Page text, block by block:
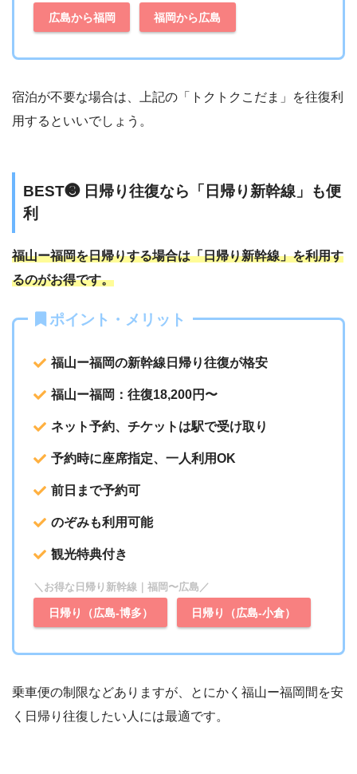
広島から福岡 福岡から広島
宿泊が不要な場合は、上記の「トクトクこだま」を往復利
用するといいでしょう。
BEST❸ 日帰り往復なら「日帰り新幹線」も便
利
福山ー福岡を日帰りする場合は「日帰り新幹線」を利用す
るのがお得です。
ポイント・メリット
福山ー福岡の新幹線日帰り往復が格安
福山ー福岡：往復18,200円〜
ネット予約、チケットは駅で受け取り
予約時に座席指定、一人利用OK
前日まで予約可
のぞみも利用可能
観光特典付き
＼お得な日帰り新幹線｜福岡〜広島／
日帰り（広島-博多） 日帰り（広島-小倉）
乗車便の制限などありますが、とにかく福山ー福岡間を安
く日帰り往復したい人には最適です。